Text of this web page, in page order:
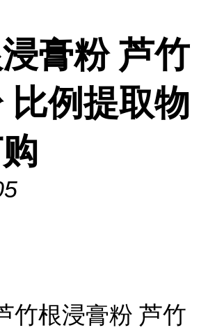
膏粉 芦竹
比例提取物
竹根浸膏粉 芦竹